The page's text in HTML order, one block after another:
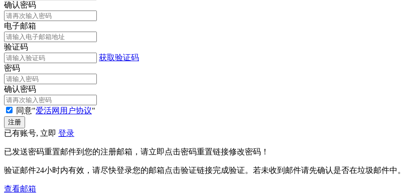
确认密码
电子邮箱
验证码
获取验证码
密码
确认密码
同意"爱活网用户协议"
已有账号, 立即 登录
已发送密码重置邮件到您的注册邮箱，请立即点击密码重置链接修改密码！
验证邮件24小时内有效，请尽快登录您的邮箱点击验证链接完成验证。若未收到邮件请先确认是否在垃圾邮件中。
查看邮箱